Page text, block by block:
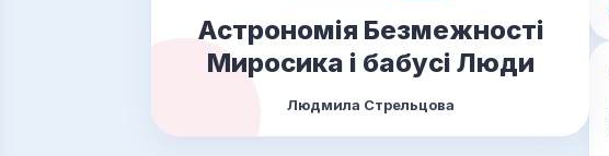
Астрономія Безмежності
Миросика і бабусі Люди
Людмила Стрельцова